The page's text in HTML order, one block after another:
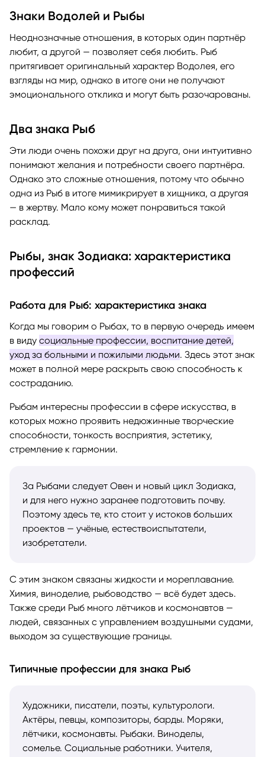
Знаки Водолей и Рыбы
Неоднозначные отношения, в которых один партнёр
любит, а другой — позволяет себя любить. Рыб
притягивает оригинальный характер Водолея, его
взгляды на мир, однако в итоге они не получают
эмоционального отклика и могут быть разочарованы.
Два знака Рыб
Эти люди очень похожи друг на друга, они интуитивно
понимают желания и потребности своего партнёра.
Однако это сложные отношения, потому что обычно
одна из Рыб в итоге мимикрирует в хищника, а другая
— в жертву. Мало кому может понравиться такой
расклад.
Рыбы, знак Зодиака: характеристика
профессий
Работа для Рыб: характеристика знака
Когда мы говорим о Рыбах, то в первую очередь имеем
в виду социальные профессии, воспитание детей,
уход за больными и пожилыми людьми. Здесь этот знак
может в полной мере раскрыть свою способность к
состраданию.
Рыбам интересны профессии в сфере искусства, в
которых можно проявить недюжинные творческие
способности, тонкость восприятия, эстетику,
стремление к гармонии.
За Рыбами следует Овен и новый цикл Зодиака,
и для него нужно заранее подготовить почву.
Поэтому здесь те, кто стоит у истоков больших
проектов — учёные, естествоиспытатели,
изобретатели.
С этим знаком связаны жидкости и мореплавание.
Химия, виноделие, рыбоводство — всё будет здесь.
Также среди Рыб много лётчиков и космонавтов —
людей, связанных с управлением воздушными судами,
выходом за существующие границы.
Типичные профессии для знака Рыб
Художники, писатели, поэты, культурологи.
Актёры, певцы, композиторы, барды. Моряки,
лётчики, космонавты. Рыбаки. Виноделы,
сомелье. Социальные работники. Учителя,